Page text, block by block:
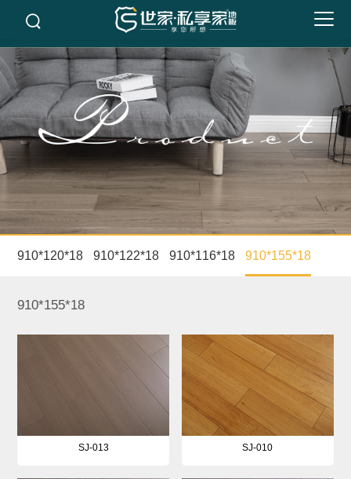
910*120*18 910*122*18 910*116*18 910*155*18
910*155*18
SJ-013 SJ-010